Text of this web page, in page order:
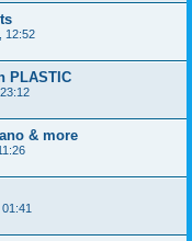
12:52
PLASTIC
& more